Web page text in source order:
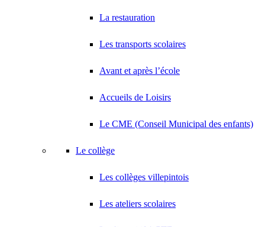
La restauration
Les transports scolaires
Avant et après l’école
Accueils de Loisirs
Le CME (Conseil Municipal des enfants)
Le collège
Les collèges villepintois
Les ateliers scolaires